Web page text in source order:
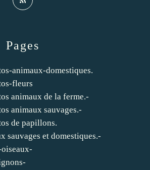
Pages
animaux-domestiques.
fleurs
animaux de la ferme.-
animaux sauvages.-
de papillons.
sauvages et domestiques.-